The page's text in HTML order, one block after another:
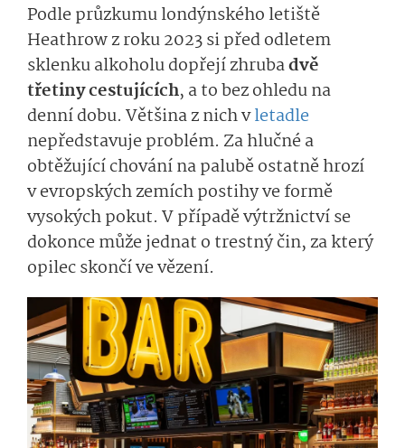
Podle průzkumu londýnského letiště
Heathrow z roku 2023 si před odletem
sklenku alkoholu dopřejí zhrubadvě
třetiny cestujících, a to bez ohledu na
denní dobu. Většina z nich vletadle
nepředstavuje problém. Za hlučné a
obtěžující chování na palubě ostatně hrozí
v evropských zemích postihy ve formě
vysokých pokut. V případě výtržnictví se
dokonce může jednat o trestný čin, za který
opilec skončí ve vězení.